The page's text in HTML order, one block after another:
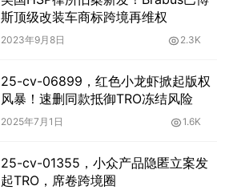
斯顶级改装车商标跨境再维权
2023年9月8日 2.3K
25-cv-06899，红色小龙虾掀起版权
风暴！速删同款抵御TRO冻结风险
2025年7月1日 1.6K
25-cv-01355，小众产品隐匿立案发
起TRO，席卷跨境圈